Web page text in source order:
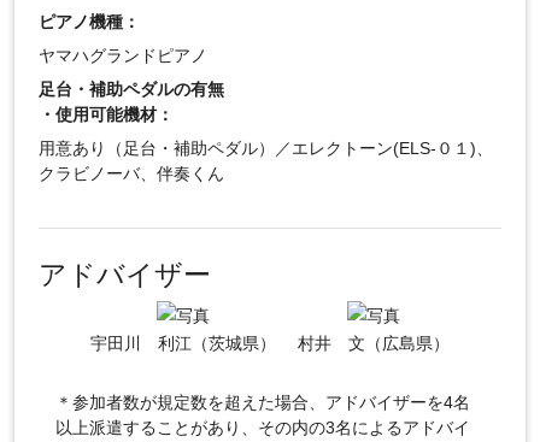
ピアノ機種：
ヤマハグランドピアノ
足台・補助ペダルの有無
・使用可能機材：
用意あり（足台・補助ペダル）／エレクトーン(ELS-０１)、
クラビノーバ、伴奏くん
アドバイザー
宇田川 利江（茨城県） 村井 文（広島県）
＊参加者数が規定数を超えた場合、アドバイザーを4名
以上派遣することがあり、その内の3名によるアドバイ